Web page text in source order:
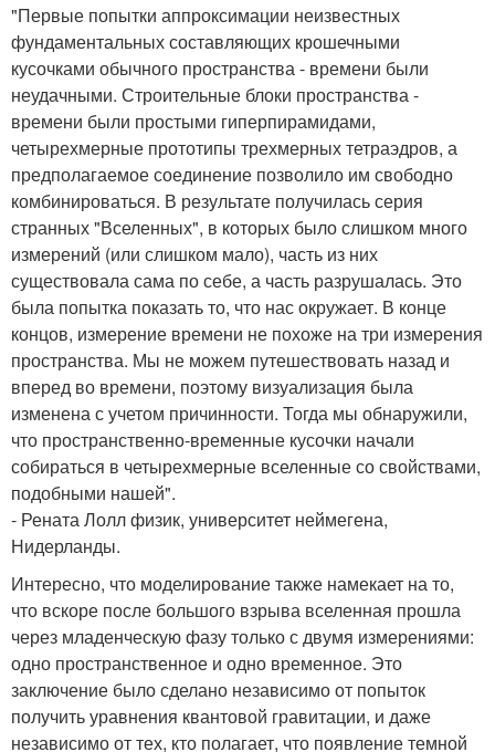
"Первые попытки аппроксимации неизвестных
фундаментальных составляющих крошечными
кусочками обычного пространства - времени были
неудачными. Строительные блоки пространства -
времени были простыми гиперпирамидами,
четырехмерные прототипы трехмерных тетраэдров, а
предполагаемое соединение позволило им свободно
комбинироваться. В результате получилась серия
странных "Вселенных", в которых было слишком много
измерений (или слишком мало), часть из них
существовала сама по себе, а часть разрушалась. Это
была попытка показать то, что нас окружает. В конце
концов, измерение времени не похоже на три измерения
пространства. Мы не можем путешествовать назад и
вперед во времени, поэтому визуализация была
изменена с учетом причинности. Тогда мы обнаружили,
что пространственно-временные кусочки начали
собираться в четырехмерные вселенные со свойствами,
подобными нашей".
- Рената Лолл физик, университет неймегена,
Нидерланды.
Интересно, что моделирование также намекает на то,
что вскоре после большого взрыва вселенная прошла
через младенческую фазу только с двумя измерениями:
одно пространственное и одно временное. Это
заключение было сделано независимо от попыток
получить уравнения квантовой гравитации, и даже
независимо от тех, кто полагает, что появление темной